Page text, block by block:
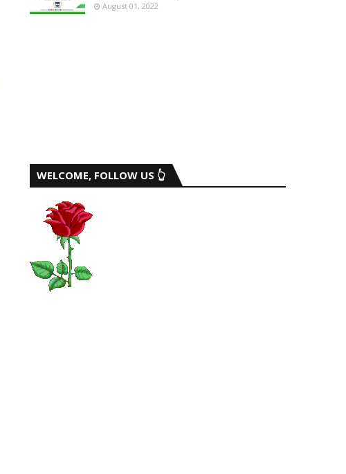
August 01, 2022
WELCOME, FOLLOW US 👆